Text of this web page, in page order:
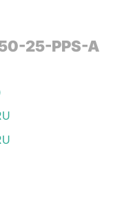
25-PPS-A